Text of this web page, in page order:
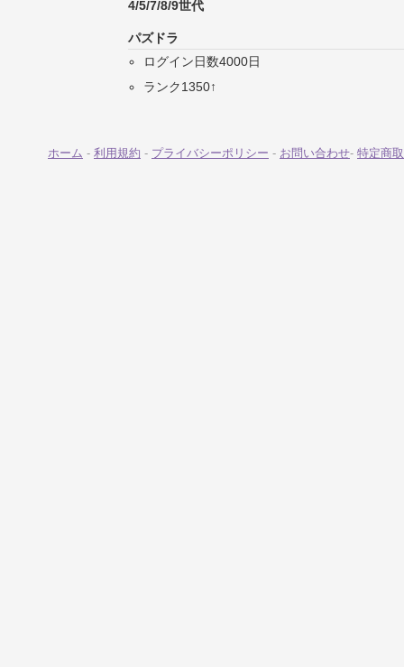
4/5/7/8/9世代
パズドラ
ログイン日数4000日
ランク1350↑
ホーム - 利用規約 - プライバシーポリシー - お問い合わせ- 特定商